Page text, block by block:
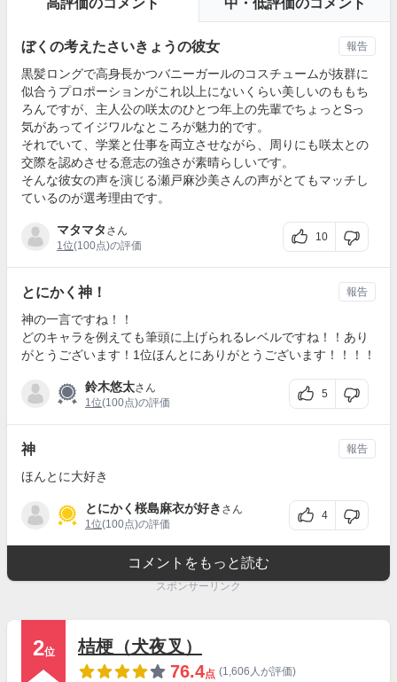
高評価のコメント 中・低評価のコメント
ぼくの考えたさいきょうの彼女
黒髪ロングで高身長かつバニーガールのコスチュームが抜群に
似合うプロポーションがこれ以上にないくらい美しいのももち
ろんですが、主人公の咲太のひとつ年上の先輩でちょっとSっ
気があってイジワルなところが魅力的です。
それでいて、学業と仕事を両立させながら、周りにも咲太との
交際を認めさせる意志の強さが素晴らしいです。
そんな彼女の声を演じる瀬戸麻沙美さんの声がとてもマッチし
ているのが選考理由です。
マタマタ さん
1位(100点)の評価
10
報告
とにかく神！
神の一言ですね！！
どのキャラを例えても筆頭に上げられるレベルですね！！あり
がとうございます！1位ほんとにありがとうございます！！！！
鈴木悠太さん
1位(100点)の評価
5
報告
神
ほんとに大好き
とにかく桜島麻衣が好き さん
1位(100点)の評価
4
報告
コメントをもっと読む
スポンサーリンク
2位
桔梗（犬夜叉）
76.4点 (1,606人が評価)